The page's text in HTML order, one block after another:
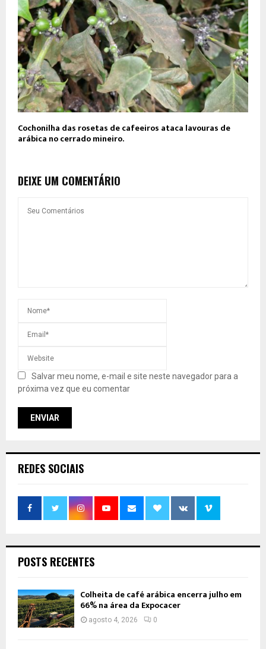
Cochonilha das rosetas de cafeeiros ataca lavouras de
arábica no cerrado mineiro.
DEIXE UM COMENTÁRIO
Salvar meu nome, e-mail e site neste navegador para a
próxima vez que eu comentar
REDES SOCIAIS
POSTS RECENTES
Colheita de café arábica encerra julho em
66% na área da Expocacer
agosto 4, 2026 0